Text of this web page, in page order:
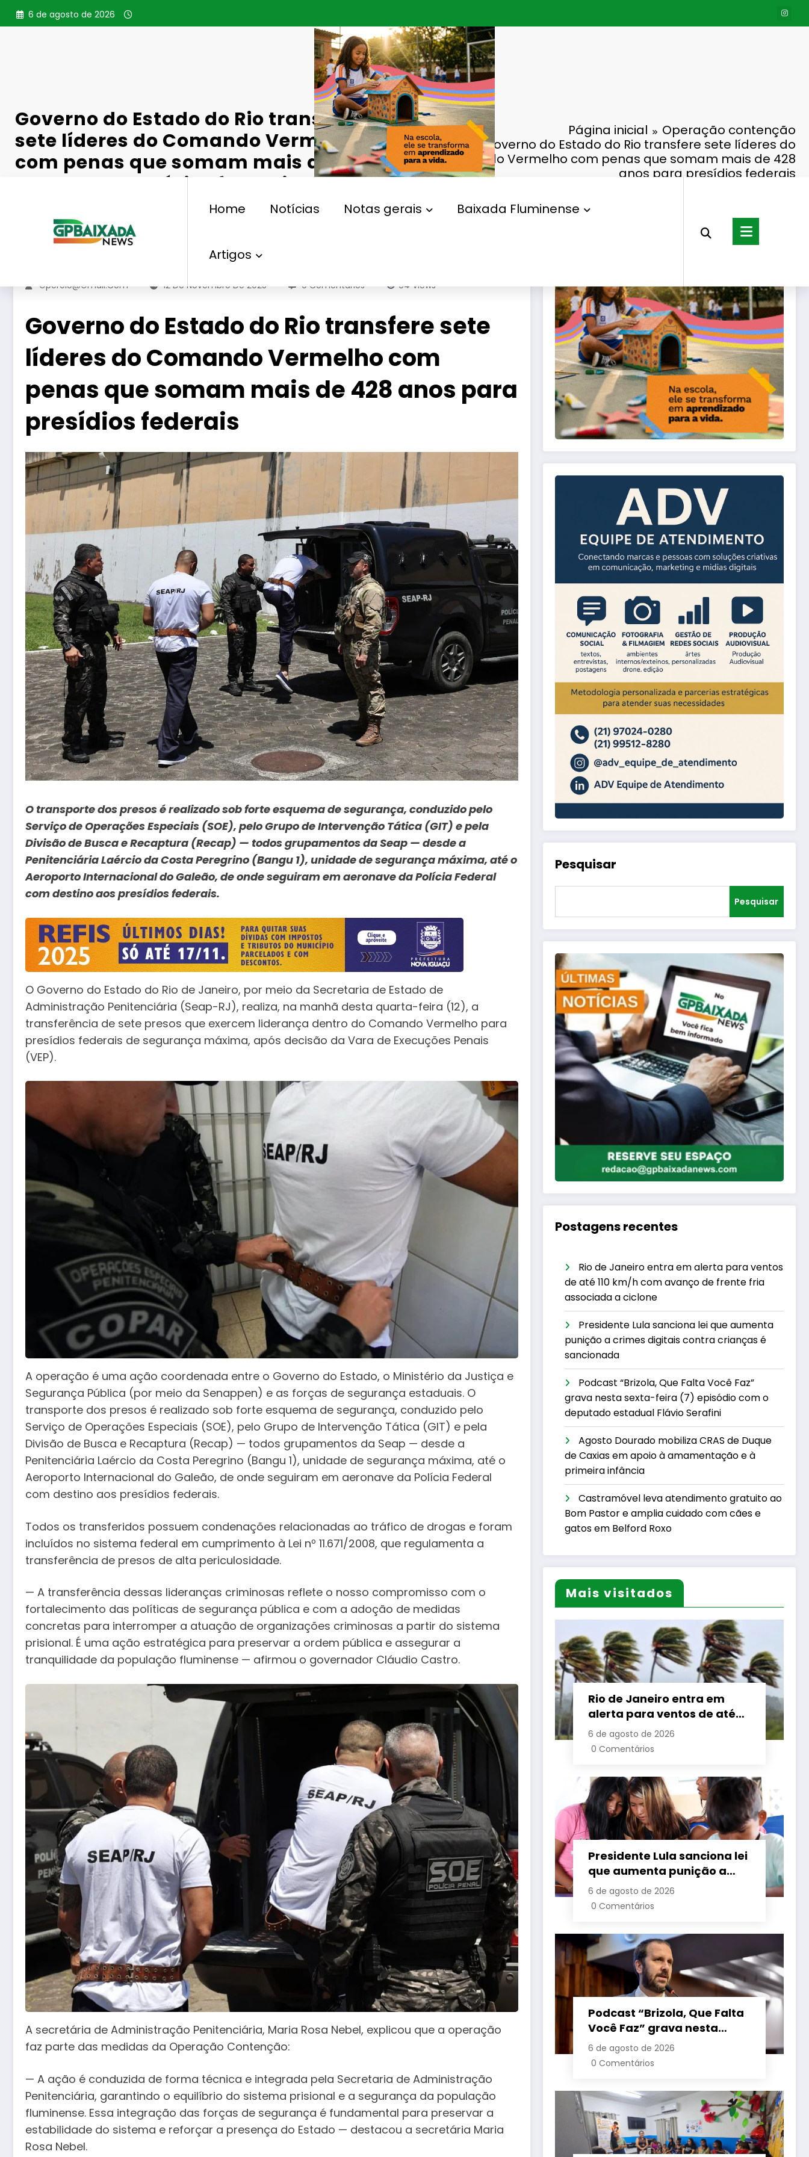
Pular
para
6 de agosto de 2026
Home Notícias Notas gerais Baixada Fluminense
Artigos
Governo do Estado do Rio transfere
sete líderes do Comando Vermelho
com penas que somam mais de 428
anos para presídios federais
Página inicial
Operação contenção
Governo do Estado do Rio transfere sete líderes do
Comando Vermelho com penas que somam mais de 428
anos para presídios federais
Comando Vermelho ,Governo Do Estado
Gperelo@gmail.com 12 De Novembro De 2025 0 Comentários 94 Views
Governo do Estado do Rio transfere sete
líderes do Comando Vermelho com
penas que somam mais de 428 anos para
presídios federais
O transporte dos presos é realizado sob forte esquema de segurança, conduzido pelo
Serviço de Operações Especiais (SOE), pelo Grupo de Intervenção Tática (GIT) e pela
Divisão de Busca e Recaptura (Recap) — todos grupamentos da Seap — desde a
Penitenciária Laércio da Costa Peregrino (Bangu 1), unidade de segurança máxima, até o
Aeroporto Internacional do Galeão, de onde seguiram em aeronave da Polícia Federal
com destino aos presídios federais.
O Governo do Estado do Rio de Janeiro, por meio da Secretaria de Estado de
Administração Penitenciária (Seap-RJ), realiza, na manhã desta quarta-feira (12), a
transferência de sete presos que exercem liderança dentro do Comando Vermelho para
presídios federais de segurança máxima, após decisão da Vara de Execuções Penais
(VEP).
A operação é uma ação coordenada entre o Governo do Estado, o Ministério da Justiça e
Segurança Pública (por meio da Senappen) e as forças de segurança estaduais. O
transporte dos presos é realizado sob forte esquema de segurança, conduzido pelo
Serviço de Operações Especiais (SOE), pelo Grupo de Intervenção Tática (GIT) e pela
Divisão de Busca e Recaptura (Recap) — todos grupamentos da Seap — desde a
Penitenciária Laércio da Costa Peregrino (Bangu 1), unidade de segurança máxima, até o
Aeroporto Internacional do Galeão, de onde seguiram em aeronave da Polícia Federal
com destino aos presídios federais.
Todos os transferidos possuem condenações relacionadas ao tráfico de drogas e foram
incluídos no sistema federal em cumprimento à Lei nº 11.671/2008, que regulamenta a
transferência de presos de alta periculosidade.
— A transferência dessas lideranças criminosas reflete o nosso compromisso com o
fortalecimento das políticas de segurança pública e com a adoção de medidas
concretas para interromper a atuação de organizações criminosas a partir do sistema
prisional. É uma ação estratégica para preservar a ordem pública e assegurar a
tranquilidade da população fluminense — afirmou o governador Cláudio Castro.
A secretária de Administração Penitenciária, Maria Rosa Nebel, explicou que a operação
faz parte das medidas da Operação Contenção:
— A ação é conduzida de forma técnica e integrada pela Secretaria de Administração
Penitenciária, garantindo o equilíbrio do sistema prisional e a segurança da população
fluminense. Essa integração das forças de segurança é fundamental para preservar a
estabilidade do sistema e reforçar a presença do Estado — destacou a secretária Maria
Rosa Nebel.
Pesquisar
Pesquisar
Postagens recentes
Rio de Janeiro entra em alerta para ventos
de até 110 km/h com avanço de frente fria
associada a ciclone
Presidente Lula sanciona lei que aumenta
punição a crimes digitais contra crianças é
sancionada
Podcast “Brizola, Que Falta Você Faz”
grava nesta sexta-feira (7) episódio com o
deputado estadual Flávio Serafini
Agosto Dourado mobiliza CRAS de Duque
de Caxias em apoio à amamentação e à
primeira infância
Castramóvel leva atendimento gratuito ao
Bom Pastor e amplia cuidado com cães e
gatos em Belford Roxo
Mais visitados
Rio de Janeiro entra em
alerta para ventos de até
110 km/h com avanço de
frente fria associada a
6 de agosto de 2026
0 Comentários
Presidente Lula sanciona lei
que aumenta punição a
crimes digitais contra
crianças é sancionada
6 de agosto de 2026
0 Comentários
Podcast “Brizola, Que Falta
Você Faz” grava nesta
sexta-feira (7) episódio
com o deputado estadual
6 de agosto de 2026
0 Comentários